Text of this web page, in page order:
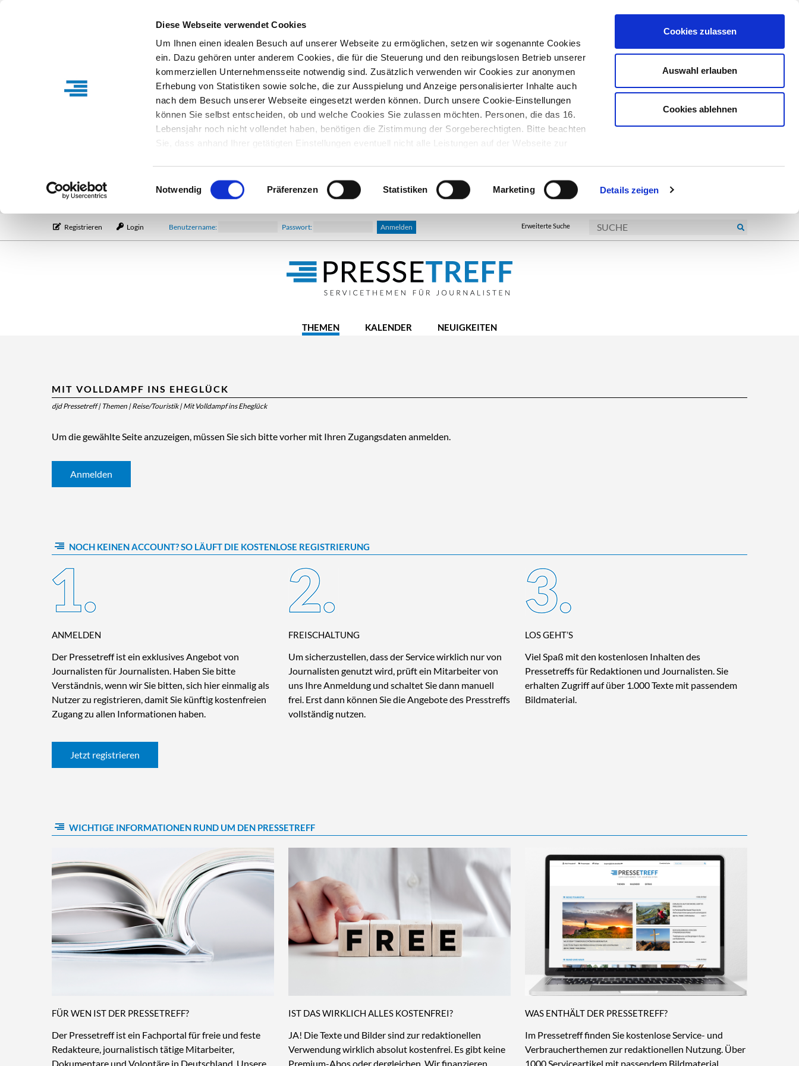
Diese Webseite verwendet Cookies
Um Ihnen einen idealen Besuch auf unserer Webseite zu ermöglichen, setzen wir sogenannte Cookies
ein. Dazu gehören unter anderem Cookies, die für die Steuerung und den reibungslosen Betrieb unserer
kommerziellen Unternehmensseite notwendig sind. Zusätzlich verwenden wir Cookies zur anonymen
Erhebung von Statistiken sowie solche, die zur Ausspielung und Anzeige personalisierter Inhalte auch
nach dem Besuch unserer Webseite eingesetzt werden können. Durch unsere Cookie-Einstellungen
können Sie selbst entscheiden, ob und welche Cookies Sie zulassen möchten. Personen, die das 16.
Lebensjahr noch nicht vollendet haben, benötigen die Zistimmung der Sorgeberechtigten. Bitte beachten
Sie, dass anhand Ihrer getätigten Einstellungen eventuell nicht alle Leistungen auf der Webseite zur
entsprechende Informationen.
Einwilligungsauswahl
Notwendig Präferenzen Statistiken Marketing Details zeigen
Cookies zulassen
Auswahl erlauben
Cookies ablehnen
Benutzername: Passwort:
Registrieren Login Erweiterte Suche
THEMEN KALENDER NEUIGKEITEN
MIT VOLLDAMPF INS EHEGLÜCK
djd Pressetreff| Themen |Reise/Touristik|Mit Volldampf ins Eheglück
Um die gewählte Seite anzuzeigen, müssen Sie sich bitte vorher mit Ihren Zugangsdaten anmelden.
Anmelden
NOCH KEINEN ACCOUNT? SO LÄUFT DIE KOSTENLOSE REGISTRIERUNG
ANMELDEN
Der Pressetreff ist ein exklusives Angebot von
Journalisten für Journalisten. Haben Sie bitte
Verständnis, wenn wir Sie bitten, sich hier einmalig als
Nutzer zu registrieren, damit Sie künftig kostenfreien
Zugang zu allen Informationen haben.
FREISCHALTUNG
Um sicherzustellen, dass der Service wirklich nur von
Journalisten genutzt wird, prüft ein Mitarbeiter von
uns Ihre Anmeldung und schaltet Sie dann manuell
frei. Erst dann können Sie die Angebote des Presstreffs
vollständig nutzen.
LOS GEHT’S
Viel Spaß mit den kostenlosen Inhalten des
Pressetreffs für Redaktionen und Journalisten. Sie
erhalten Zugriff auf über 1.000 Texte mit passendem
Bildmaterial.
Jetzt registrieren
WICHTIGE INFORMATIONEN RUND UM DEN PRESSETREFF
FÜR WEN IST DER PRESSETREFF?
Der Pressetreff ist ein Fachportal für freie und feste
Redakteure, journalistisch tätige Mitarbeiter,
Dokumentare und Volontäre in Deutschland. Unsere
IST DAS WIRKLICH ALLES KOSTENFREI?
JA! Die Texte und Bilder sind zur redaktionellen
Verwendung wirklich absolut kostenfrei. Es gibt keine
Premium-Abos oder dergleichen. Wir finanzieren
WAS ENTHÄLT DER PRESSETREFF?
Im Pressetreff finden Sie kostenlose Service- und
Verbraucherthemen zur redaktionellen Nutzung. Über
1000 Serviceartikel mit passendem Bildmaterial